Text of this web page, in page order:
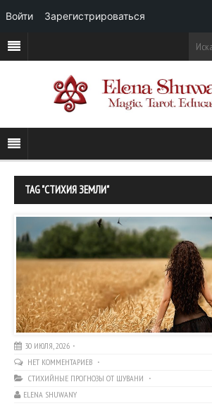
TAG "СТИХИЯ ЗЕМЛИ"
30 ИЮЛЯ, 2026
НЕТ КОММЕНТАРИЕВ
СТИХИЙНЫЕ ПРОГНОЗЫ ОТ ШУВАНИ
ELENA SHUWANY
Войти Зарегистрироваться